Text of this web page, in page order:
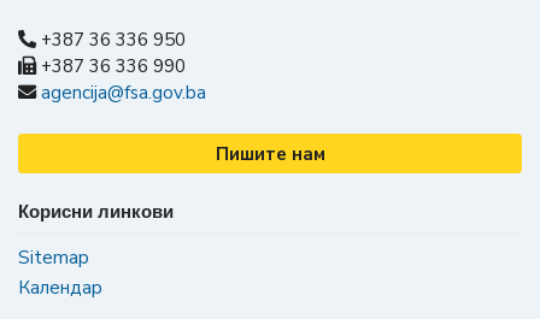
+387 36 336 950
+387 36 336 990
agencija@fsa.gov.ba
Пишите нам
Корисни линкови
Sitemap
Календар